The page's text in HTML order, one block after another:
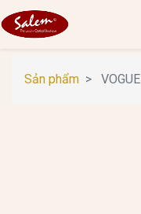
Sản phẩm VOGUE